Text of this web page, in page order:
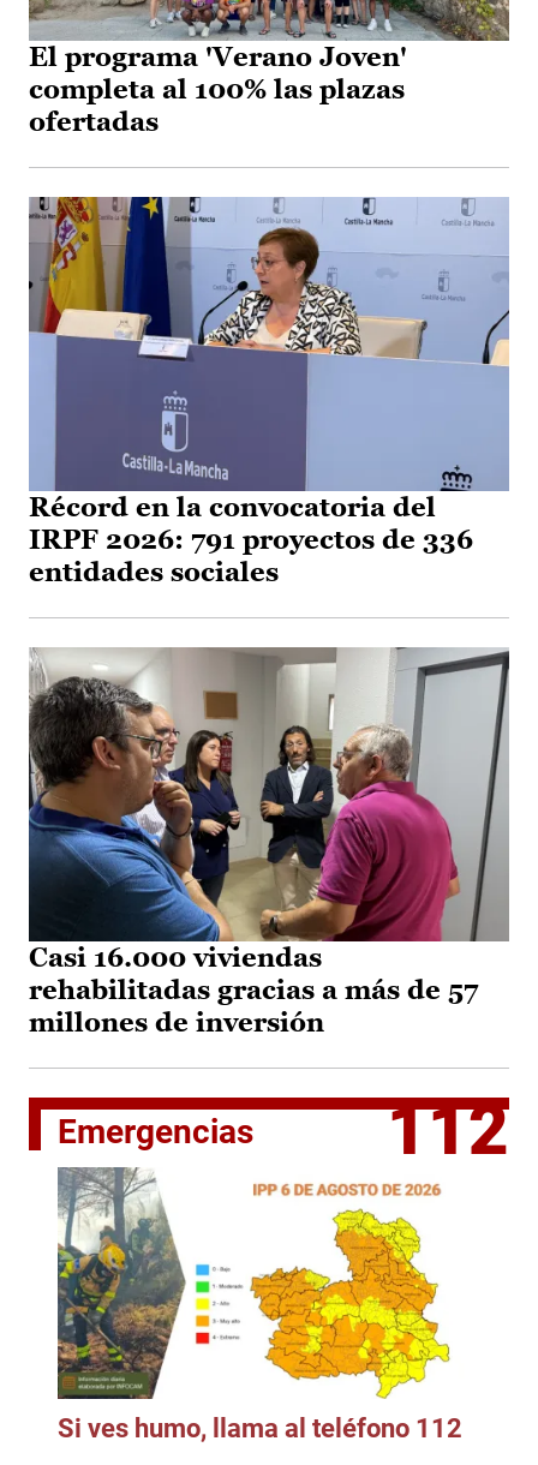
El programa 'Verano Joven'
completa al 100% las plazas
ofertadas
Récord en la convocatoria del
IRPF 2026: 791 proyectos de 336
entidades sociales
Casi 16.000 viviendas
rehabilitadas gracias a más de 57
millones de inversión
Emergencias 112
Si ves humo, llama al teléfono 112